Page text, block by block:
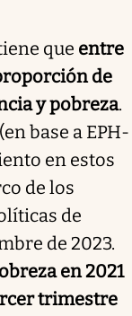
que entre
de
y pobreza.
base a EPH-
en estos
de los
de
de 2023.
en 2021
trimestre